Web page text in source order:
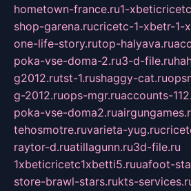
hometown-france.ru1-
shop-garena.rucricetc-1-xbetr-1-
one-life-story.rutop-halyava.ru
poka-vse-doma-2.ru3-d-file.ru
g2012.rutst-1.rushaggy-cat.ru
g-2012.ruops-mgr.ruaccounts-
poka-vse-doma2.ru
tehosmotre.ruvarieta-yug.ru
raytor-d.ruatillagunn.ru3d-file.ru
1xbeticricetc1xbetti5.ruuafoot-
store-brawl-stars.rukts-